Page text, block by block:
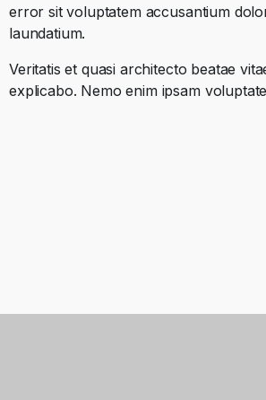
error sit voluptatem accusantium
laundatium.
Veritatis et quasi architecto beatae
explicabo. Nemo enim ipsam